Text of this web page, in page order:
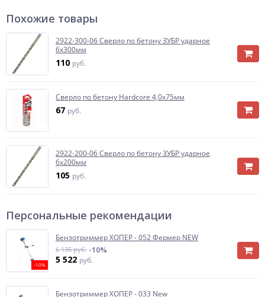
Похожие товары
2922-300-06 Cверло по бетону ЗУБР ударное
6х300мм
110 руб.
Сверло по бетону Hardcore 4,0х75мм
67 руб.
2922-200-06 Cверло по бетону ЗУБР ударное
6х200мм
105 руб.
Персональные рекомендации
-10%
Бензотриммер ХОПЕР - 052 Фермер NEW
6 135 руб. -10%
5 522 руб.
Бензотриммер ХОПЕР - 033 New